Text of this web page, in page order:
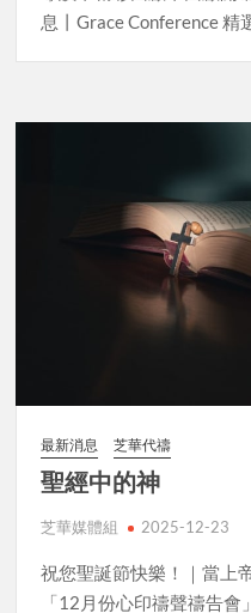
息丨Grace Conference 精
最新消息 芝華代禱
聖經中的神
芝華媒體組 2025-12-23
祝您聖誕節快樂！｜當上
「12月份心印禱聲禱告會